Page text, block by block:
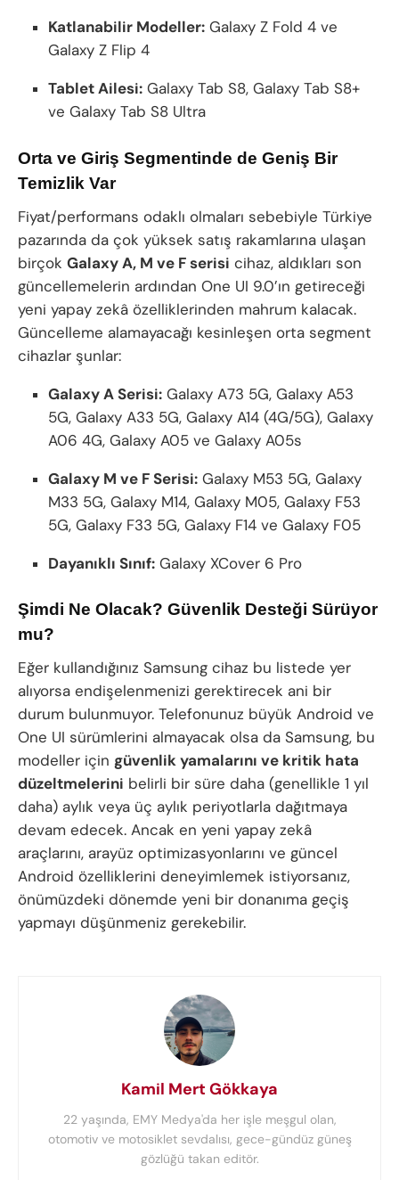
Katlanabilir Modeller: Galaxy Z Fold 4 ve
Galaxy Z Flip 4
Tablet Ailesi: Galaxy Tab S8, Galaxy Tab S8+
ve Galaxy Tab S8 Ultra
Orta ve Giriş Segmentinde de Geniş Bir
Temizlik Var
Fiyat/performans odaklı olmaları sebebiyle Türkiye
pazarında da çok yüksek satış rakamlarına ulaşan
birçok Galaxy A, M ve F serisi cihaz, aldıkları son
güncellemelerin ardından One UI 9.0’ın getireceği
yeni yapay zekâ özelliklerinden mahrum kalacak.
Güncelleme alamayacağı kesinleşen orta segment
cihazlar şunlar:
Galaxy A Serisi: Galaxy A73 5G, Galaxy A53
5G, Galaxy A33 5G, Galaxy A14 (4G/5G), Galaxy
A06 4G, Galaxy A05 ve Galaxy A05s
Galaxy M ve F Serisi: Galaxy M53 5G, Galaxy
M33 5G, Galaxy M14, Galaxy M05, Galaxy F53
5G, Galaxy F33 5G, Galaxy F14 ve Galaxy F05
Dayanıklı Sınıf: Galaxy XCover 6 Pro
Şimdi Ne Olacak? Güvenlik Desteği Sürüyor
mu?
Eğer kullandığınız Samsung cihaz bu listede yer
alıyorsa endişelenmenizi gerektirecek ani bir
durum bulunmuyor. Telefonunuz büyük Android ve
One UI sürümlerini almayacak olsa da Samsung, bu
modeller için güvenlik yamalarını ve kritik hata
düzeltmelerini belirli bir süre daha (genellikle 1 yıl
daha) aylık veya üç aylık periyotlarla dağıtmaya
devam edecek. Ancak en yeni yapay zekâ
araçlarını, arayüz optimizasyonlarını ve güncel
Android özelliklerini deneyimlemek istiyorsanız,
önümüzdeki dönemde yeni bir donanıma geçiş
yapmayı düşünmeniz gerekebilir.
Kamil Mert Gökkaya
22 yaşında, EMY Medya'da her işle meşgul olan,
otomotiv ve motosiklet sevdalısı, gece-gündüz güneş
gözlüğü takan editör.